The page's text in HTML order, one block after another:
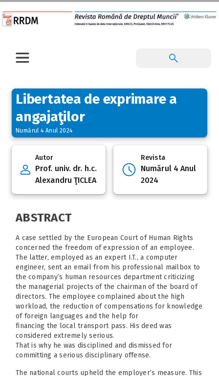
Libertatea de exprimare a
angajaţilor
Numărul 4 Anul 2024
Autor
Prof. univ. dr. h.c.
Alexandru ŢICLEA
Revista
Numărul 4 Anul
2024
ABSTRACT
A case settled by the European Court of Human Rights
concerned the freedom of expression of an employee.
The latter, employed as an expert I.T., a computer
engineer, sent an email from his professional mailbox to
the company’s human resources department criticizing
the managerial projects of the chairman of the board of
directors. The employee complained about the high
workload, the reduction of compensations for knowledge
of foreign languages and the help for
financing the local transport pass. His deed was
considered extremely serious.
That is why he was disciplined and dismissed for
committing a serious disciplinary offense.
The national courts upheld the employer’s measure. This